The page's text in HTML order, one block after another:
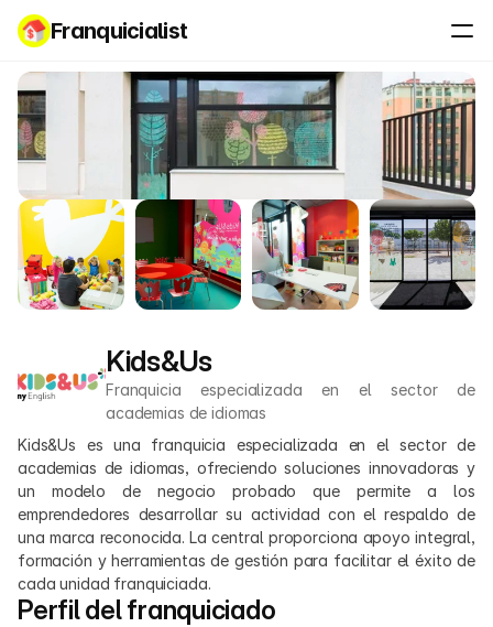
Franquicialist
Kids&Us
Franquicia especializada en el sector de
academias de idiomas
Kids&Us es una franquicia especializada en el sector de
academias de idiomas, ofreciendo soluciones innovadoras y
un modelo de negocio probado que permite a los
emprendedores desarrollar su actividad con el respaldo de
una marca reconocida. La central proporciona apoyo integral,
formación y herramientas de gestión para facilitar el éxito de
cada unidad franquiciada.
Perfil del franquiciado